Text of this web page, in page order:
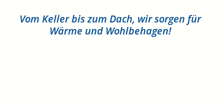
Vom Keller bis zum Dach, wir sorgen für
Wärme und Wohlbehagen!